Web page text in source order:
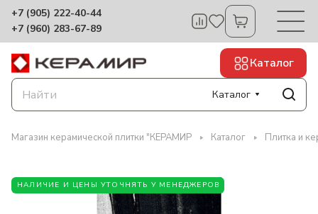
+7 (905) 222-40-44
+7 (960) 283-67-89
Каталог
Каталог
Магазин керамической плитки "КЕРАМИР Каталог Плитка и
НАЛИЧИЕ И ЦЕНЫ УТОЧНЯТЬ У МЕНЕДЖЕРОВ